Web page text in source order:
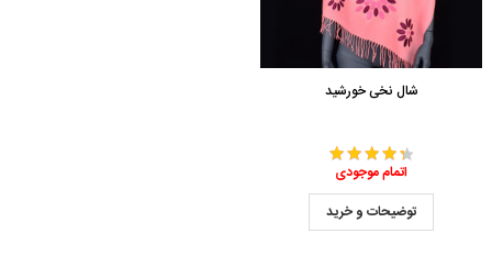
شال نخی خورشید
اتمام موجودی
توضیحات و خرید